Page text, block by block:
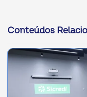
Conteúdos